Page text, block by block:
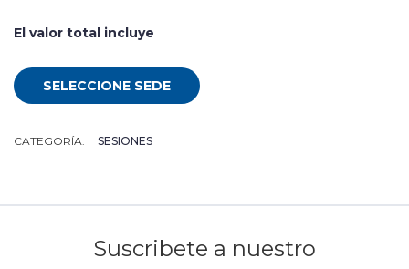
El valor total incluye
SELECCIONE SEDE
CATEGORÍA: SESIONES
Suscribete a nuestro